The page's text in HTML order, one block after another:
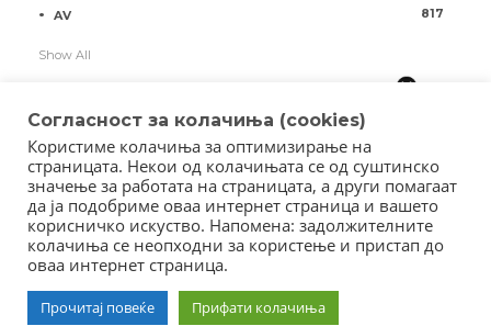
AV 817
Show All
Copyright © 2018 - Member of IAB Macedonia
Member of Clip Media Group / 2017
Согласност за колачиња (cookies)
Користиме колачиња за оптимизирање на
страницата. Некои од колачињата се од суштинско
значење за работата на страницата, а други помагаат
да ја подобриме оваа интернет страница и вашето
корисничко искуство. Напомена: задолжителните
колачиња се неопходни за користење и пристап до
оваа интернет страница.
Прочитај повеќе Прифати колачиња